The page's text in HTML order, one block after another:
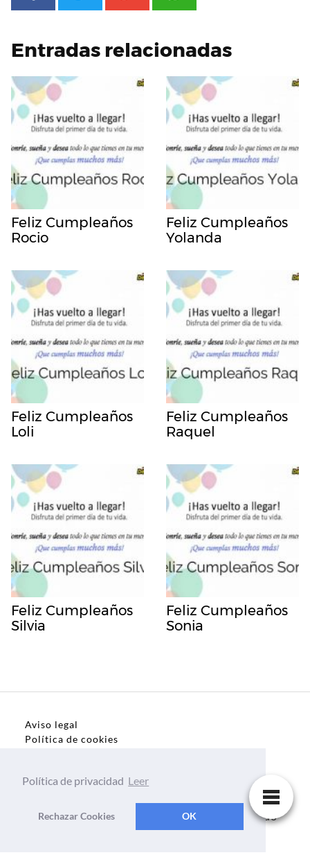
Entradas relacionadas
Feliz Cumpleaños
Rocio
Feliz Cumpleaños
Yolanda
Feliz Cumpleaños
Loli
Feliz Cumpleaños
Raquel
Feliz Cumpleaños
Silvia
Feliz Cumpleaños
Sonia
Aviso legal
Política de cookies
Dedicatorias, frases, textos para todo el mundo
Política de privacidad Leer
Rechazar Cookies OK